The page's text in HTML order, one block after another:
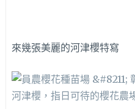
來幾張美麗的河津櫻特寫